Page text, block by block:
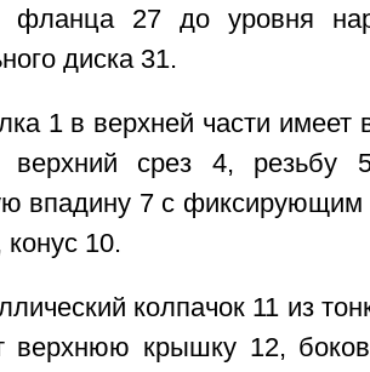
фланца 27 до уровня
диска 31.
1 в верхней части имеет
верхний срез 4, резьбу
впадину 7 с фиксирующим
конус 10.
колпачок 11 из
верхнюю крышку 12,